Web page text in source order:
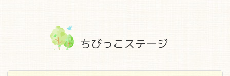
ちびっこステージ